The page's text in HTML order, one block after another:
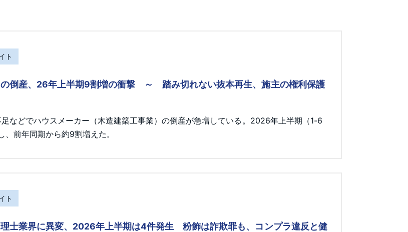
ト
倒産、26年上半期9割増の衝撃 ～ 踏み切れない抜本再生、施主の権利保護
などでハウスメーカー（木造建築工事業）の倒産が急増している。2026年上半期（1-6
、前年同期から約9割増えた。
ト
士業界に異変、2026年上半期は4件発生 粉飾は詐欺罪も、コンプラ違反と健